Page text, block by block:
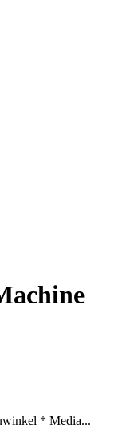
* Media...